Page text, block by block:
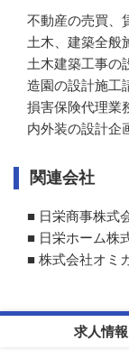
不動産の売買、
土木、建築全般
土木建築工事の
造園の設計施工
損害保険代理業
内外装の設計企
関連会社
■ 日栄商事株式
■ 日栄ホーム株
■ 株式会社オミ
求人情報